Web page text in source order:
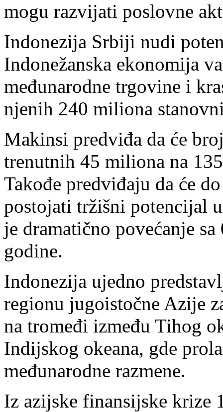
mogu razvijati poslovne
Indonezija Srbiji nudi
Indonežanska ekonomija
međunarodne trgovine i
njenih 240 miliona
Makinsi predviđa da će
trenutnih 45 miliona na
Takođe predviđaju da će
postojati tržišni potencijal
je dramatično povećanje
godine.
Indonezija ujedno
regionu jugoistočne Azije
na tromeđi između Tihog
Indijskog okeana, gde
međunarodne razmene.
Iz azijske finansijske krize